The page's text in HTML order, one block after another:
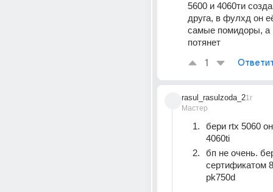
5600 и 4060ти
друга, в фулхд он
самые помидоры, а
потянет
1
rasul_rasulzoda_2
Мастер
1г
бери rtx 5060
4060ti
бп не очень.
сертификатом
pk750d